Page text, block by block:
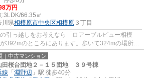
万円
:3LDK/66.35㎡
川県相模原市中央区相模原 ３丁目
引っ越しをお考えなら「ロアーブルビュー相模
392mのところにあります。歩いて324mの場所
ル相模原店があります。...
｜中古マンション
田桜台団地２－１５団地 ３９号棟
線 「 淵野辺 」駅 徒歩40分